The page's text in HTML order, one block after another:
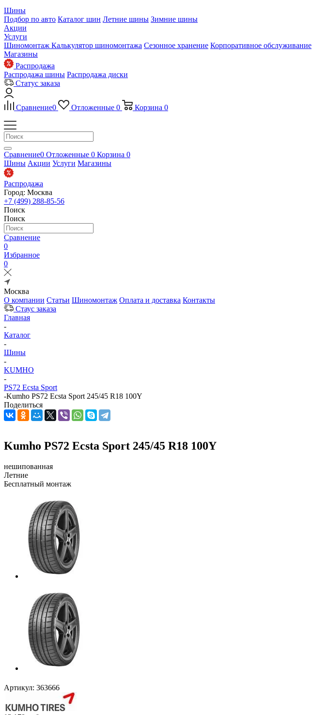
Шины
Подбор по авто Каталог шин Летние шины Зимние шины
Акции
Услуги
Шиномонтаж Калькулятор шиномонтажа Сезонное хранение Корпоративное обслуживание
Магазины
Распродажа
Распродажа шины Распродажа диски
Статус заказа
Сравнение0 Отложенные 0 Корзина 0
Сравнение0 Отложенные 0 Корзина 0
Шины Акции Услуги Магазины
Распродажа
Город: Москва
+7 (499) 288-85-56
Поиск
Поиск
Сравнение
0
Избранное
0
Москва
О компании Статьи Шиномонтаж Оплата и доставка Контакты
Стаус заказа
Главная
-
Каталог
-
Шины
-
KUMHO
-
PS72 Ecsta Sport
-Kumho PS72 Ecsta Sport 245/45 R18 100Y
Поделиться
Kumho PS72 Ecsta Sport 245/45 R18 100Y
нешипованная
Летние
Бесплатный монтаж
Артикул: 363666